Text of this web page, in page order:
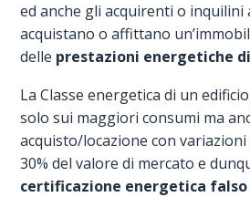
ed anche gli acquirenti o
acquistano o affittano
delle prestazioni energetiche
La Classe energetica di un
solo sui maggiori consumi ma
acquisto/locazione con
30% del valore di mercato e
certificazione energetica falso